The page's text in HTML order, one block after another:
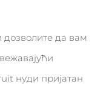
да вам
нуди пријатан